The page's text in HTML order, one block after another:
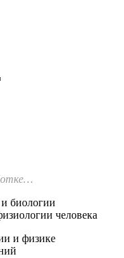
биологии
человека
и физике